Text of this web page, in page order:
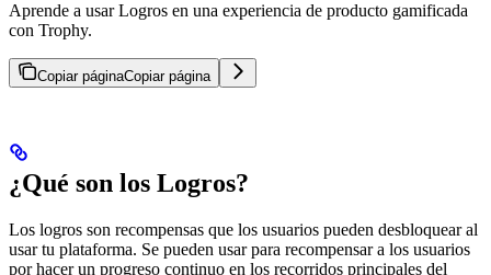
Aprende a usar Logros en una experiencia de producto gamificada
con Trophy.
Copiar páginaCopiar página
¿Qué son los Logros?
Los logros son recompensas que los usuarios pueden desbloquear al
usar tu plataforma. Se pueden usar para recompensar a los usuarios
por hacer un progreso continuo en los recorridos principales del